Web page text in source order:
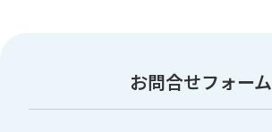
お問合せフォーム